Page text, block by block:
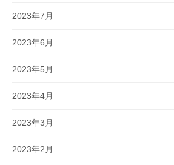
2023年7月
2023年6月
2023年5月
2023年4月
2023年3月
2023年2月